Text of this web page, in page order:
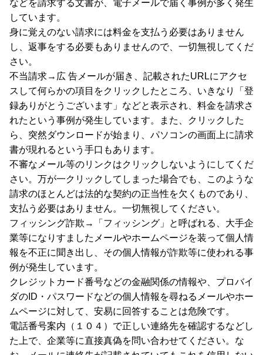
などを請求する文書が、電子メールで届く事例が多く発生
しています。
身に覚えのない請求には料金を支払う必要はありません
し、返事をする必要もありませんので、一切無視してくだ
さい。
不当請求→広 告メールが届き、記載されたURLにアクセ
スして何らかの項目をクリックしたところ、いきなり「登
録ありがとうございます」などと表示され、料金を請求さ
れたという事例が発生しています。また、クリックした
ら、突然ダウンロードが始まり、パソコンの画面上に請求
書が現れるという手口もあります。
不審なメール等のリンクはクリックしないようにしてくだ
さい。万が一クリックしてしまった場合でも、このような
請求のほとんどは法的な契約の正当性を欠くものであり、
支払う必要はありません。一切無視してください。
フィッシング詐欺→「フィッシング」と呼ばれる、大手企
業等になりすましたメールやホームページを装って個人情
報を不正に聞き出し、その個人情報が詐欺等に使われる事
例が発生しています。
クレジットカード番号などの金融関係の情報や、プロバイ
ダのID・パスワードなどの個人情報を尋ねるメールやホー
ムページに対して、安易に回答することは危険です。
電話番号案内（１０４）で正しい連絡先を確認するなどし
た上で、企業等に直接真偽を問い合わせてください。な